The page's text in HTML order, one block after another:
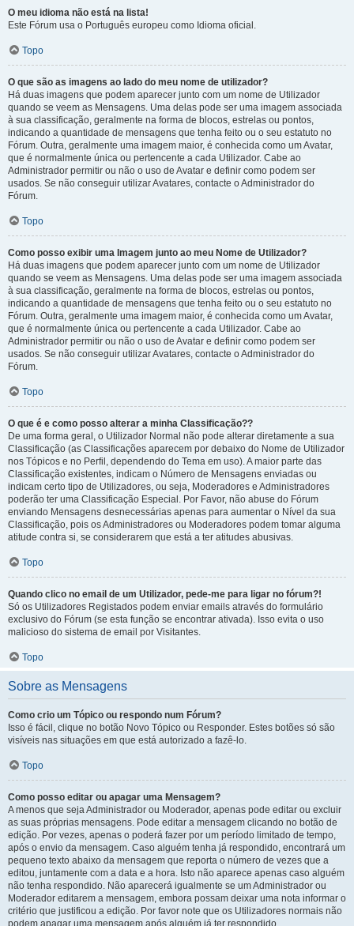
O meu idioma não está na lista!
Este Fórum usa o Português europeu como Idioma oficial.
Topo
O que são as imagens ao lado do meu nome de utilizador?
Há duas imagens que podem aparecer junto com um nome de Utilizador
quando se veem as Mensagens. Uma delas pode ser uma imagem associada
à sua classificação, geralmente na forma de blocos, estrelas ou pontos,
indicando a quantidade de mensagens que tenha feito ou o seu estatuto no
Fórum. Outra, geralmente uma imagem maior, é conhecida como um Avatar,
que é normalmente única ou pertencente a cada Utilizador. Cabe ao
Administrador permitir ou não o uso de Avatar e definir como podem ser
usados. Se não conseguir utilizar Avatares, contacte o Administrador do
Fórum.
Topo
Como posso exibir uma Imagem junto ao meu Nome de Utilizador?
Há duas imagens que podem aparecer junto com um nome de Utilizador
quando se veem as Mensagens. Uma delas pode ser uma imagem associada
à sua classificação, geralmente na forma de blocos, estrelas ou pontos,
indicando a quantidade de mensagens que tenha feito ou o seu estatuto no
Fórum. Outra, geralmente uma imagem maior, é conhecida como um Avatar,
que é normalmente única ou pertencente a cada Utilizador. Cabe ao
Administrador permitir ou não o uso de Avatar e definir como podem ser
usados. Se não conseguir utilizar Avatares, contacte o Administrador do
Fórum.
Topo
O que é e como posso alterar a minha Classificação??
De uma forma geral, o Utilizador Normal não pode alterar diretamente a sua
Classificação (as Classificações aparecem por debaixo do Nome de Utilizador
nos Tópicos e no Perfil, dependendo do Tema em uso). A maior parte das
Classificação existentes, indicam o Número de Mensagens enviadas ou
indicam certo tipo de Utilizadores, ou seja, Moderadores e Administradores
poderão ter uma Classificação Especial. Por Favor, não abuse do Fórum
enviando Mensagens desnecessárias apenas para aumentar o Nível da sua
Classificação, pois os Administradores ou Moderadores podem tomar alguma
atitude contra si, se considerarem que está a ter atitudes abusivas.
Topo
Quando clico no email de um Utilizador, pede-me para ligar no fórum?!
Só os Utilizadores Registados podem enviar emails através do formulário
exclusivo do Fórum (se esta função se encontrar ativada). Isso evita o uso
malicioso do sistema de email por Visitantes.
Topo
Sobre as Mensagens
Como crio um Tópico ou respondo num Fórum?
Isso é fácil, clique no botão Novo Tópico ou Responder. Estes botões só são
visíveis nas situações em que está autorizado a fazê-lo.
Topo
Como posso editar ou apagar uma Mensagem?
A menos que seja Administrador ou Moderador, apenas pode editar ou excluir
as suas próprias mensagens. Pode editar a mensagem clicando no botão de
edição. Por vezes, apenas o poderá fazer por um período limitado de tempo,
após o envio da mensagem. Caso alguém tenha já respondido, encontrará um
pequeno texto abaixo da mensagem que reporta o número de vezes que a
editou, juntamente com a data e a hora. Isto não aparece apenas caso alguém
não tenha respondido. Não aparecerá igualmente se um Administrador ou
Moderador editarem a mensagem, embora possam deixar uma nota informar o
critério que justificou a edição. Por favor note que os Utilizadores normais não
podem apagar uma mensagem após alguém já ter respondido.